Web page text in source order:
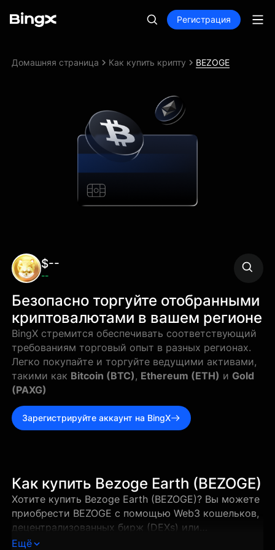
Регистрация
Домашняя страница Как купить крипту BEZOGE
$--
--
Безопасно торгуйте отобранными
криптовалютами в вашем регионе
BingX стремится обеспечивать соответствующий
требованиям торговый опыт в разных регионах.
Легко покупайте и торгуйте ведущими активами,
такими как Bitcoin (BTC) , Ethereum (ETH) и Gold
(PAXG)
Зарегистрируйте аккаунт на BingX
Как купить Bezoge Earth (BEZOGE)
Хотите купить Bezoge Earth (BEZOGE)? Вы можете
приобрести BEZOGE с помощью Web3 кошельков,
децентрализованных бирж (DEXs) или
поддерживаемых централизованных бирж всего
Ещё